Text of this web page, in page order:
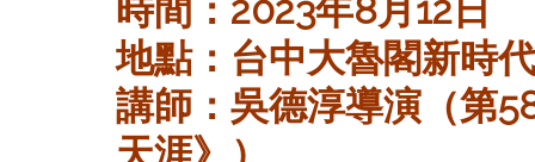
時間：2023年8月12日
地點：台中大魯閣新時
講師：吳德淳導演（第